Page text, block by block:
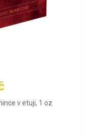
v etuji, 1 oz